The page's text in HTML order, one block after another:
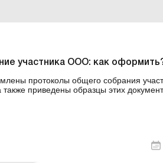
участника ООО: как
протоколы общего собрания
приведены образцы этих документов.